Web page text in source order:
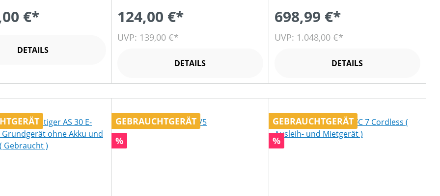
€*
DETAILS
124,00 €*
UVP: 139,00 €*
DETAILS
698,99 €*
UVP: 1.048,00 €*
DETAILS
GEBRAUCHTGERÄT
Rabatt
%
GEBRAUCHTGERÄT
Rabatt
%